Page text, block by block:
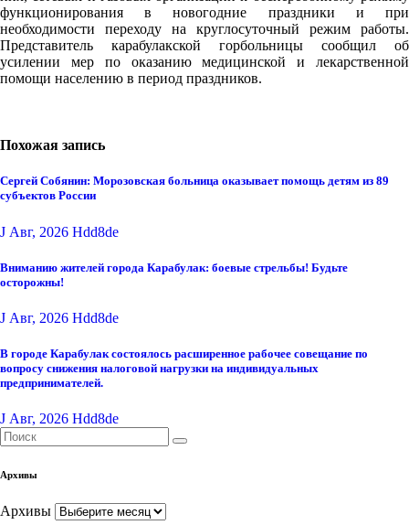
функционирования в новогодние праздники и при
необходимости переходу на круглосуточный режим работы.
Представитель карабулакской горбольницы сообщил об
усилении мер по оказанию медицинской и лекарственной
помощи населению в период праздников.
Похожая запись
Сергей Собянин: Морозовская больница оказывает помощь детям из 89
субъектов России
J Авг, 2026 Hdd8de
Вниманию жителей города Карабулак: боевые стрельбы! Будьте
осторожны!
J Авг, 2026 Hdd8de
В городе Карабулак состоялось расширенное рабочее совещание по
вопросу снижения налоговой нагрузки на индивидуальных
предпринимателей.
J Авг, 2026 Hdd8de
Архивы
Архивы